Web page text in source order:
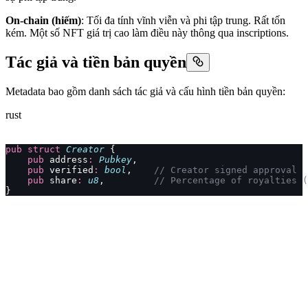
On-chain (hiếm): Tối đa tính vĩnh viễn và phi tập trung. Rất tốn
kém. Một số NFT giá trị cao làm điều này thông qua inscriptions.
Tác giả và tiền bản quyền
Metadata bao gồm danh sách tác giả và cấu hình tiền bản quyền:
rust
pub struct Creator {
    pub
address : Pubkey ,
    pub
verified : bool ,
// Creator signed approval
    pub
share : u8 ,
// Percentage of royalties
}